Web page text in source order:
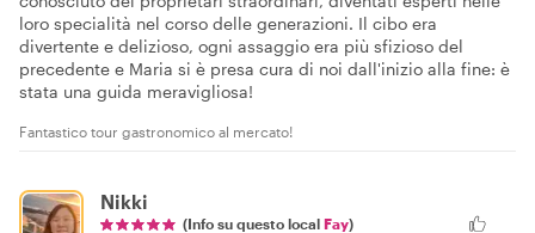
loro specialità nel corso delle generazioni. Il cibo era
divertente e delizioso, ogni assaggio era più sfizioso del
precedente e Maria si è presa cura di noi dall'inizio alla fine: è
stata una guida meravigliosa!
Fantastico tour gastronomico al mercato!
Nikki
(Info su questo local Fay)